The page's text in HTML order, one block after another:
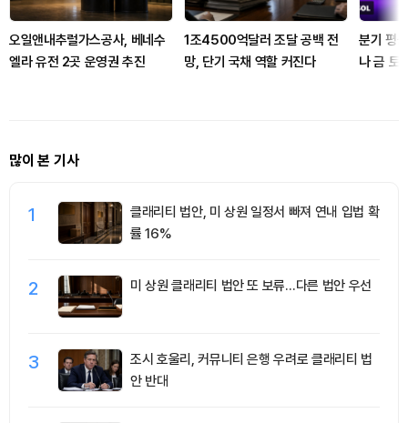
오일앤내추럴가스공사, 베네수
엘라 유전 2곳 운영권 추진
1조4500억달러 조달 공백 전
망, 단기 국채 역할 커진다
분기 평
나 금 토
많이 본 기사
1
클래리티 법안, 미 상원 일정서 빠져 연내 입법 확
률 16%
2 미 상원 클래리티 법안 또 보류…다른 법안 우선
3
조시 호울리, 커뮤니티 은행 우려로 클래리티 법
안 반대